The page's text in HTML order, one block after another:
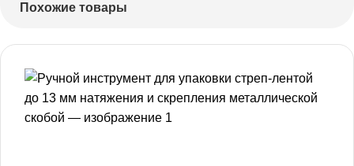
Похожие товары